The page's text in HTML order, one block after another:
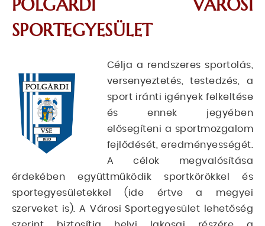
POLGÁRDI VÁROSI
SPORTEGYESÜLET
Célja a rendszeres sportolás,
versenyeztetés, testedzés, a
sport iránti igények felkeltése
és ennek jegyében
elősegíteni a sportmozgalom
fejlődését, eredményességét.
A célok megvalósítása
érdekében együttműködik sportkörökkel és
sportegyesületekkel (ide értve a megyei
szerveket is). A Városi Sportegyesület lehetőség